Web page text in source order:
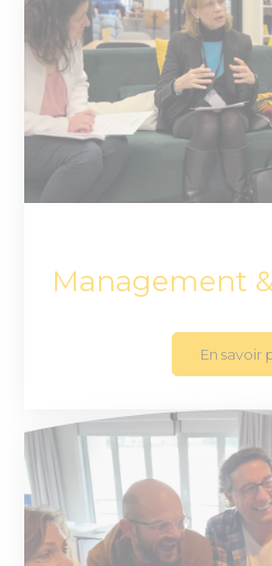
Management
En savoir